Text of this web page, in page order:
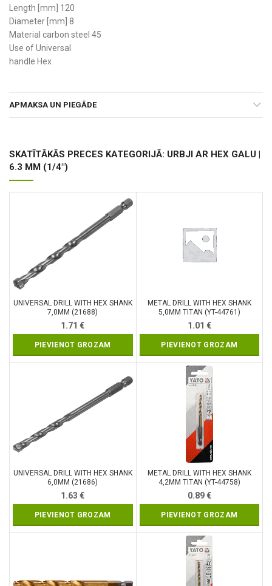
Length [mm] 120
Diameter [mm] 8
Material carbon steel 45
Use of Universal
handle Hex
APMAKSA UN PIEGĀDE
SKATĪTĀKĀS PRECES KATEGORIJĀ: URBJI AR HEX GALU |
6.3 MM (1/4")
UNIVERSAL DRILL WITH HEX SHANK
7,0MM (21688)
1.71€
PIEVIENOT GROZAM
METAL DRILL WITH HEX SHANK
5,0MM TITAN (YT-44761)
1.01 €
PIEVIENOT GROZAM
UNIVERSAL DRILL WITH HEX SHANK
6,0MM (21686)
1.63€
PIEVIENOT GROZAM
METAL DRILL WITH HEX SHANK
4,2MM TITAN (YT-44758)
0.89€
PIEVIENOT GROZAM